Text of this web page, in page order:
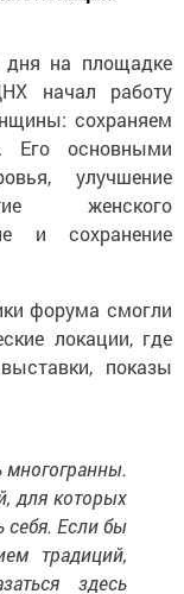
дня на площадке
начал работу
сохраняем
Его основными
улучшение
женского
и сохранение
форума смогли
локации, где
показы
для которых
себя. Если бы
традиций,
здесь